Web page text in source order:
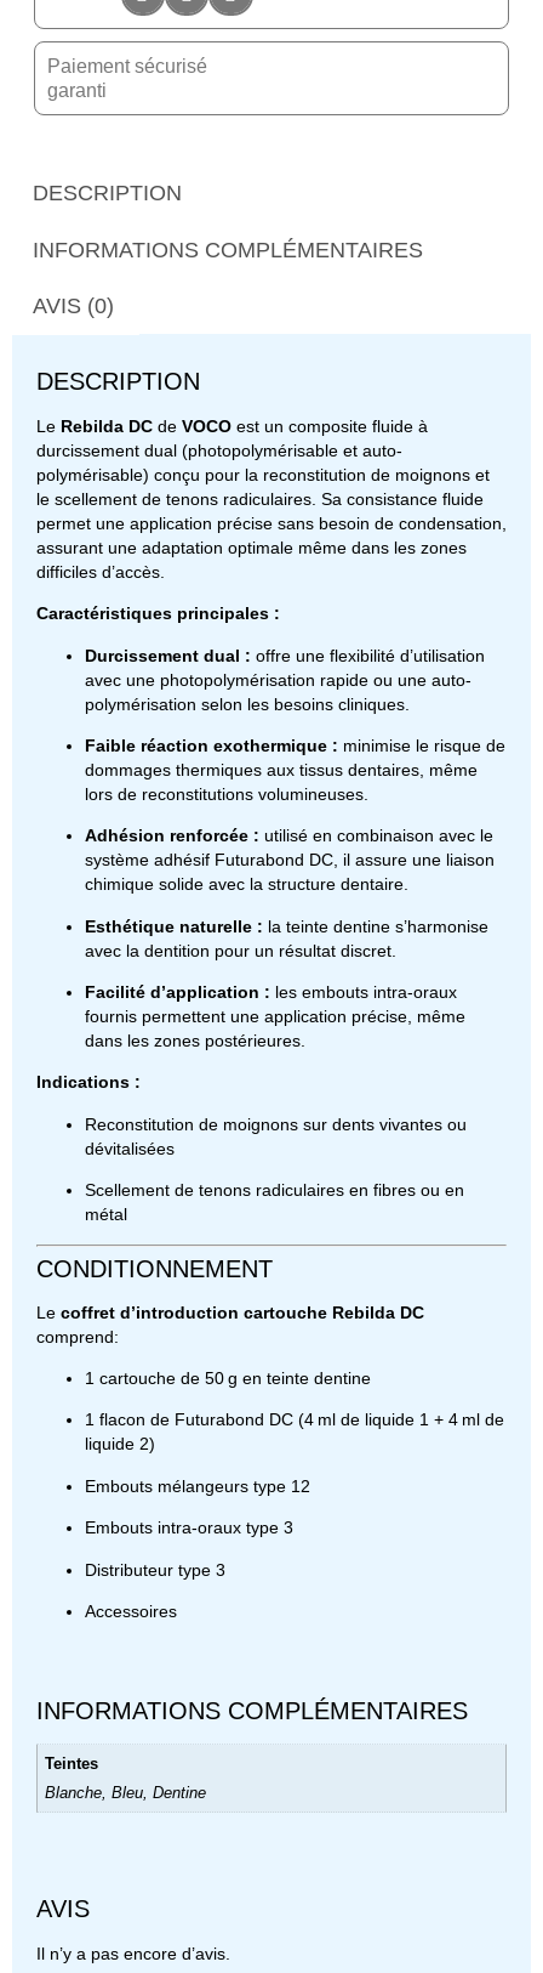
Paiement sécurisé
garanti
DESCRIPTION
INFORMATIONS COMPLÉMENTAIRES
AVIS (0)
DESCRIPTION
Le Rebilda DC de VOCO est un composite fluide à
durcissement dual (photopolymérisable et auto-
polymérisable) conçu pour la reconstitution de moignons et
le scellement de tenons radiculaires. Sa consistance fluide
permet une application précise sans besoin de condensation,
assurant une adaptation optimale même dans les zones
difficiles d’accès.
Caractéristiques principales :
Durcissement dual : offre une flexibilité d’utilisation
avec une photopolymérisation rapide ou une auto-
polymérisation selon les besoins cliniques.
Faible réaction exothermique : minimise le risque de
dommages thermiques aux tissus dentaires, même
lors de reconstitutions volumineuses.
Adhésion renforcée : utilisé en combinaison avec le
système adhésif Futurabond DC, il assure une liaison
chimique solide avec la structure dentaire.
Esthétique naturelle : la teinte dentine s’harmonise
avec la dentition pour un résultat discret.
Facilité d’application : les embouts intra-oraux
fournis permettent une application précise, même
dans les zones postérieures.
Indications :
Reconstitution de moignons sur dents vivantes ou
dévitalisées
Scellement de tenons radiculaires en fibres ou en
métal
CONDITIONNEMENT
Le coffret d’introduction cartouche Rebilda DC
comprend:
1 cartouche de 50 g en teinte dentine
1 flacon de Futurabond DC (4 ml de liquide 1 + 4 ml de
liquide 2)
Embouts mélangeurs type 12
Embouts intra-oraux type 3
Distributeur type 3
Accessoires
INFORMATIONS COMPLÉMENTAIRES
Teintes
Blanche, Bleu, Dentine
AVIS
Il n’y a pas encore d’avis.